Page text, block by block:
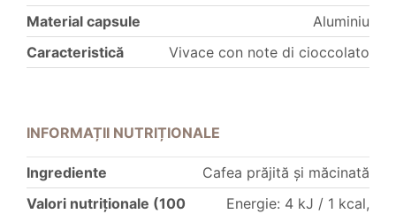
Material capsule
Aluminiu
Caracteristică
Vivace con note di cioccolato
INFORMAȚII NUTRIȚIONALE
Ingrediente
Cafea prăjită și măcinată
Valori nutriționale (100
Energie: 4 kJ / 1 kcal,